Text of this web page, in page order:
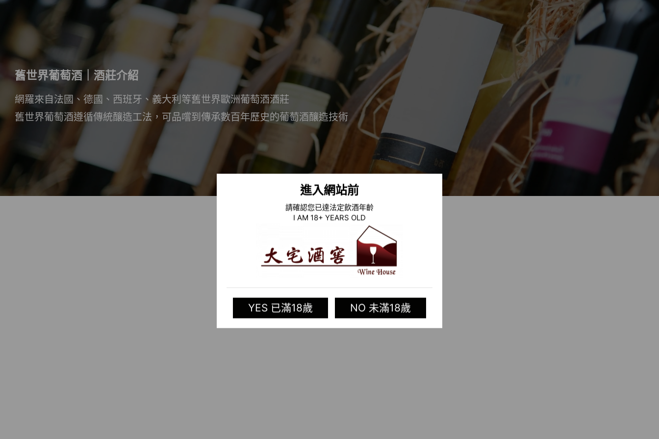
進入網站前
請確認您已達法定飲酒年齡
I AM 18+ YEARS OLD
YES 已滿18歲 NO 未滿18歲
舊世界葡萄酒｜酒莊介紹
網羅來自法國、德國、西班牙、義大利等舊世界歐洲葡萄酒酒莊
舊世界葡萄酒遵循傳統釀造工法，可品嚐到傳承數百年歷史的葡萄酒釀造技術